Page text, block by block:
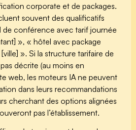
corporate et de packages.
souvent des qualificatifs
de conférence avec tarif journée
», « hôtel avec package
». Si la structure tarifaire de
décrite (au moins en
web, les moteurs IA ne peuvent
dans leurs recommandations
cherchant des options alignées
pas l’établissement.